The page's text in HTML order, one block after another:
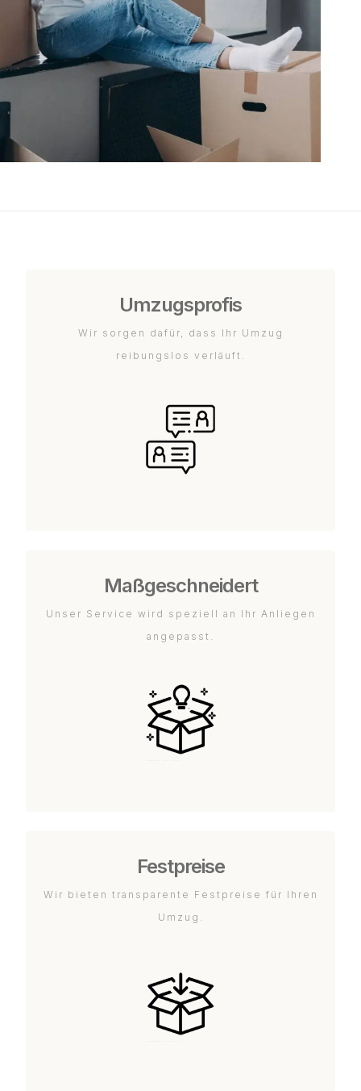
Umzugsprofis
Wir sorgen dafür, dass Ihr Umzug
reibungslos verläuft.
Maßgeschneidert
Unser Service wird speziell an Ihr Anliegen
angepasst.
Festpreise
Wir bieten transparente Festpreise für Ihren
Umzug.